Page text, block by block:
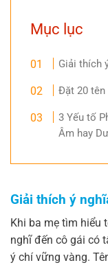
Mục lục
Giải thích
Đặt 20 tên
3 Yếu tố
Âm hay
Giải thích ý
Khi ba mẹ tìm hiểu
nghĩ đến cô gái có
ý chí vững vàng.